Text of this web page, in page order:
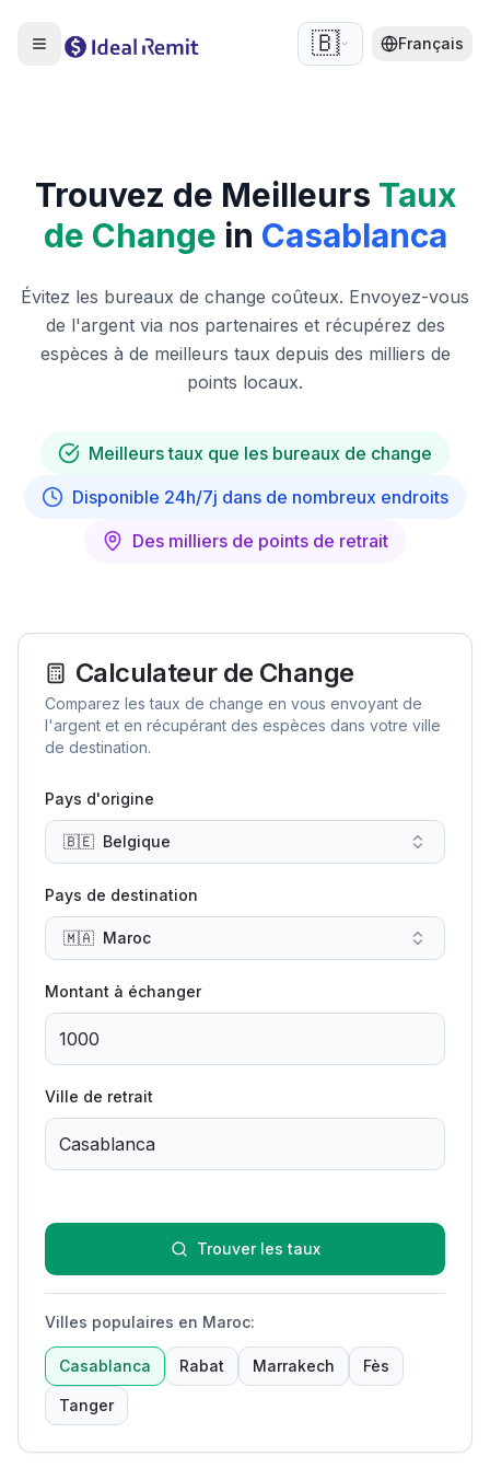
🇧🇪 Français
Trouvez de Meilleurs Taux
de Change in Casablanca
Évitez les bureaux de change coûteux. Envoyez-vous
de l'argent via nos partenaires et récupérez des
espèces à de meilleurs taux depuis des milliers de
points locaux.
Meilleurs taux que les bureaux de change
Disponible 24h/7j dans de nombreux endroits
Des milliers de points de retrait
Calculateur de Change
Comparez les taux de change en vous envoyant de
l'argent et en récupérant des espèces dans votre ville
de destination.
Pays d'origine
🇧🇪 Belgique
Pays de destination
🇲🇦 Maroc
Montant à échanger
Ville de retrait
Trouver les taux
Villes populaires en Maroc:
Casablanca Rabat Marrakech Fès
Tanger